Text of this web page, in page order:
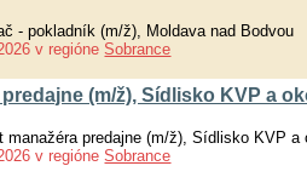
- pokladník (m/ž), Moldava nad Bodvou
v regióne Sobrance
(m/ž), Sídlisko KVP a
manažéra predajne (m/ž), Sídlisko KVP a
v regióne Sobrance